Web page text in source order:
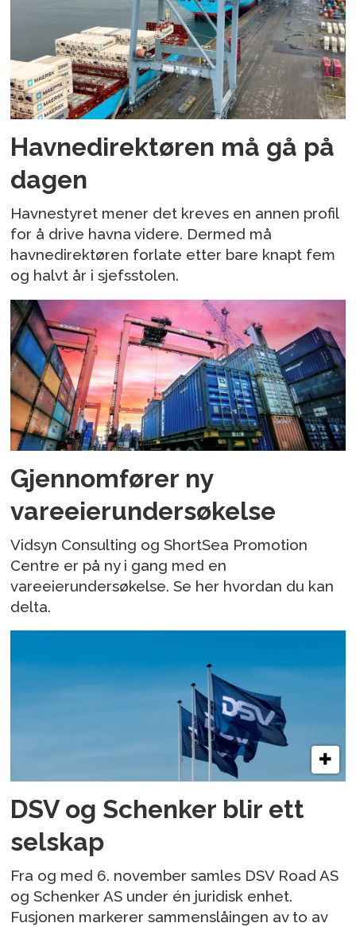
Havnedirektøren må gå på
dagen
Havnestyret mener det kreves en annen profil
for å drive havna videre. Dermed må
havnedirektøren forlate etter bare knapt fem
og halvt år i sjefsstolen.
Gjennomfører ny
vareeierundersøkelse
Vidsyn Consulting og ShortSea Promotion
Centre er på ny i gang med en
vareeierundersøkelse. Se her hvordan du kan
delta.
DSV og Schenker blir ett
selskap
Fra og med 6. november samles DSV Road AS
og Schenker AS under én juridisk enhet.
Fusjonen markerer sammenslåingen av to av